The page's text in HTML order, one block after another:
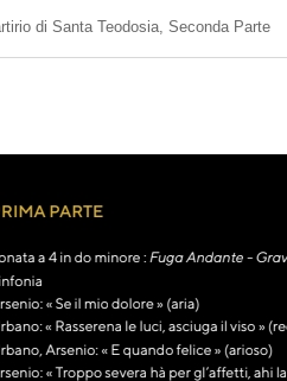
di Santa Teodosia, Seconda Parte